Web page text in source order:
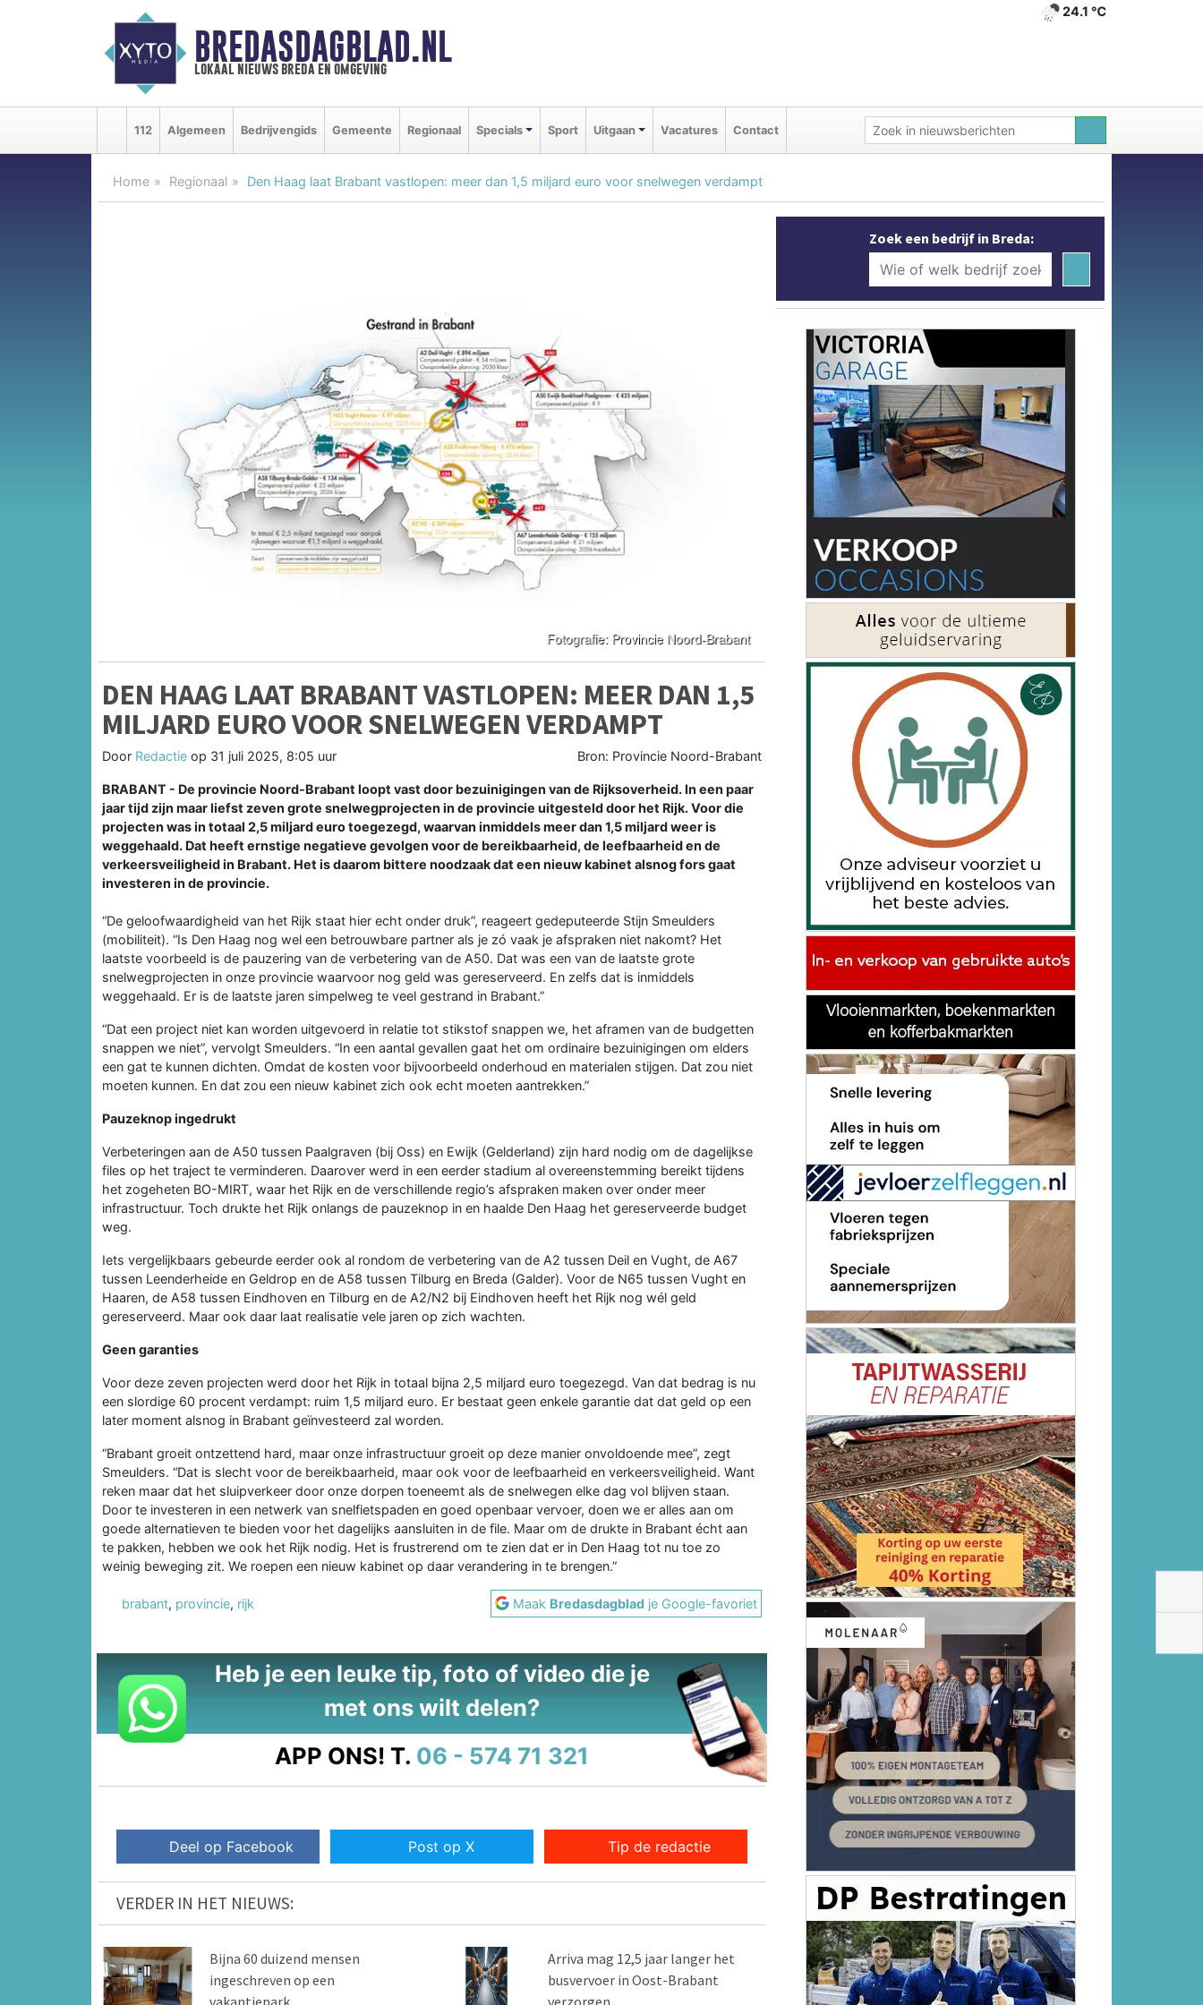
BREDASDAGBLAD.NL
lokaal nieuws breda en omgeving
24.1 ℃
112 Algemeen Bedrijvengids Gemeente Regionaal Specials Sport Uitgaan Vacatures Contact
Home Regionaal Den Haag laat Brabant vastlopen: meer dan 1,5 miljard euro voor snelwegen verdampt
DEN HAAG LAAT BRABANT VASTLOPEN: MEER DAN 1,5
MILJARD EURO VOOR SNELWEGEN VERDAMPT
Door Redactie op 31 juli 2025, 8:05 uur Bron: Provincie Noord-Brabant
BRABANT - De provincie Noord-Brabant loopt vast door bezuinigingen van de Rijksoverheid. In een paar
jaar tijd zijn maar liefst zeven grote snelwegprojecten in de provincie uitgesteld door het Rijk. Voor die
projecten was in totaal 2,5 miljard euro toegezegd, waarvan inmiddels meer dan 1,5 miljard weer is
weggehaald. Dat heeft ernstige negatieve gevolgen voor de bereikbaarheid, de leefbaarheid en de
verkeersveiligheid in Brabant. Het is daarom bittere noodzaak dat een nieuw kabinet alsnog fors gaat
investeren in de provincie.
“De geloofwaardigheid van het Rijk staat hier echt onder druk”, reageert gedeputeerde Stijn Smeulders
(mobiliteit). “Is Den Haag nog wel een betrouwbare partner als je zó vaak je afspraken niet nakomt? Het
laatste voorbeeld is de pauzering van de verbetering van de A50. Dat was een van de laatste grote
snelwegprojecten in onze provincie waarvoor nog geld was gereserveerd. En zelfs dat is inmiddels
weggehaald. Er is de laatste jaren simpelweg te veel gestrand in Brabant.”
“Dat een project niet kan worden uitgevoerd in relatie tot stikstof snappen we, het aframen van de budgetten
snappen we niet”, vervolgt Smeulders. “In een aantal gevallen gaat het om ordinaire bezuinigingen om elders
een gat te kunnen dichten. Omdat de kosten voor bijvoorbeeld onderhoud en materialen stijgen. Dat zou niet
moeten kunnen. En dat zou een nieuw kabinet zich ook echt moeten aantrekken.”
Pauzeknop ingedrukt
Verbeteringen aan de A50 tussen Paalgraven (bij Oss) en Ewijk (Gelderland) zijn hard nodig om de dagelijkse
files op het traject te verminderen. Daarover werd in een eerder stadium al overeenstemming bereikt tijdens
het zogeheten BO-MIRT, waar het Rijk en de verschillende regio’s afspraken maken over onder meer
infrastructuur. Toch drukte het Rijk onlangs de pauzeknop in en haalde Den Haag het gereserveerde budget
weg.
Iets vergelijkbaars gebeurde eerder ook al rondom de verbetering van de A2 tussen Deil en Vught, de A67
tussen Leenderheide en Geldrop en de A58 tussen Tilburg en Breda (Galder). Voor de N65 tussen Vught en
Haaren, de A58 tussen Eindhoven en Tilburg en de A2/N2 bij Eindhoven heeft het Rijk nog wél geld
gereserveerd. Maar ook daar laat realisatie vele jaren op zich wachten.
Geen garanties
Voor deze zeven projecten werd door het Rijk in totaal bijna 2,5 miljard euro toegezegd. Van dat bedrag is nu
een slordige 60 procent verdampt: ruim 1,5 miljard euro. Er bestaat geen enkele garantie dat dat geld op een
later moment alsnog in Brabant geïnvesteerd zal worden.
“Brabant groeit ontzettend hard, maar onze infrastructuur groeit op deze manier onvoldoende mee”, zegt
Smeulders. “Dat is slecht voor de bereikbaarheid, maar ook voor de leefbaarheid en verkeersveiligheid. Want
reken maar dat het sluipverkeer door onze dorpen toeneemt als de snelwegen elke dag vol blijven staan.
Door te investeren in een netwerk van snelfietspaden en goed openbaar vervoer, doen we er alles aan om
goede alternatieven te bieden voor het dagelijks aansluiten in de file. Maar om de drukte in Brabant écht aan
te pakken, hebben we ook het Rijk nodig. Het is frustrerend om te zien dat er in Den Haag tot nu toe zo
weinig beweging zit. We roepen een nieuw kabinet op daar verandering in te brengen.”
brabant, provincie, rijk Maak Bredasdagblad je Google-favoriet
Heb je een leuke tip, foto of video die je
met ons wilt delen?
APP ONS! T. 06 - 574 71 321
Deel op Facebook Post op X Tip de redactie
VERDER IN HET NIEUWS:
Bijna 60 duizend mensen
ingeschreven op een
Arriva mag 12,5 jaar langer het
busvervoer in Oost-Brabant
Zoek een bedrijf in Breda: